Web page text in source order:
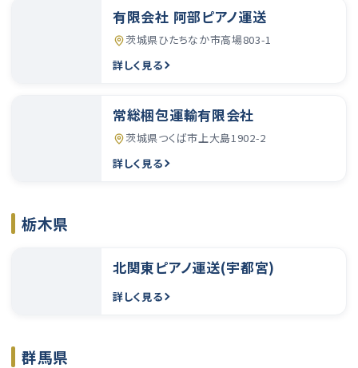
有限会社 阿部ピアノ運送
茨城県ひたちなか市高場803-1
詳しく見る
常総梱包運輸有限会社
茨城県つくば市上大島1902-2
詳しく見る
栃木県
北関東ピアノ運送(宇都宮)
詳しく見る
群馬県